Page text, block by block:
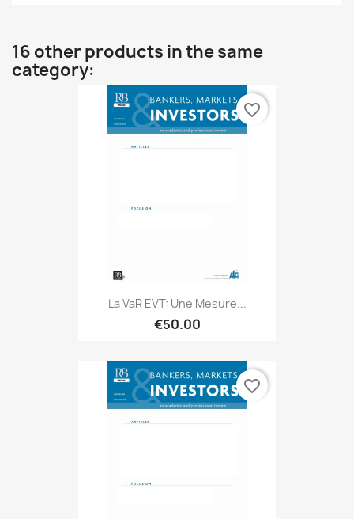
16 other products in the same
category:
La VaR EVT: Une Mesure...
€50.00
favorite_border
favorite_border